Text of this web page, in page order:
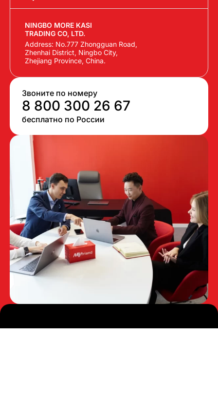
NINGBO MORE KASI
TRADING CO, LTD.
Address: No.777 Zhongguan Road,
Zhenhai District, Ningbo City,
Zhejiang Province, China.
Звоните по номеру
8 800 300 26 67
бесплатно по России